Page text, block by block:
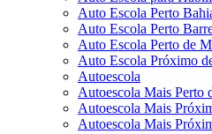
Auto Escola Perto
Auto Escola Perto
Auto Escola Perto de
Auto Escola Próximo
Autoescola
Autoescola Mais Perto
Autoescola Mais
Autoescola Mais